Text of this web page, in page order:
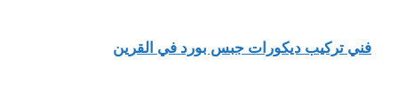
فني تركيب ديكورات جبس بورد في القرين